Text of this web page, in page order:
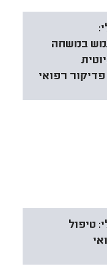
במשחה
פדיקור רפואי
טיפול